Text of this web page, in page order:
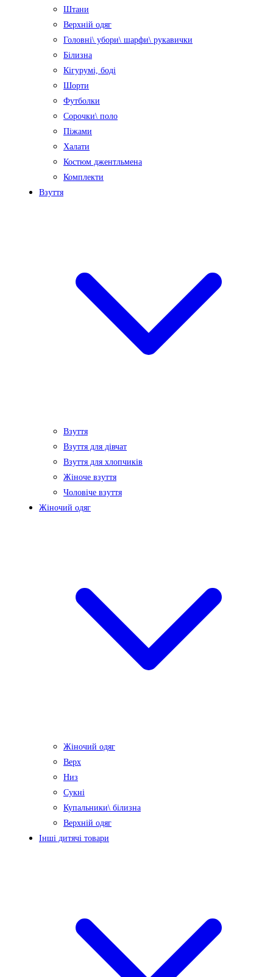
Штани
Верхній одяг
Головні\ убори\ шарфи\ рукавички
Білизна
Кігурумі, боді
Шорти
Футболки
Сорочки\ поло
Піжами
Халати
Костюм джентльмена
Комплекти
Взуття
Взуття
Взуття для дівчат
Взуття для хлопчиків
Жіноче взуття
Чоловіче взуття
Жіночий одяг
Жіночий одяг
Верх
Низ
Сукні
Купальники\ білизна
Верхній одяг
Інші дитячі товари